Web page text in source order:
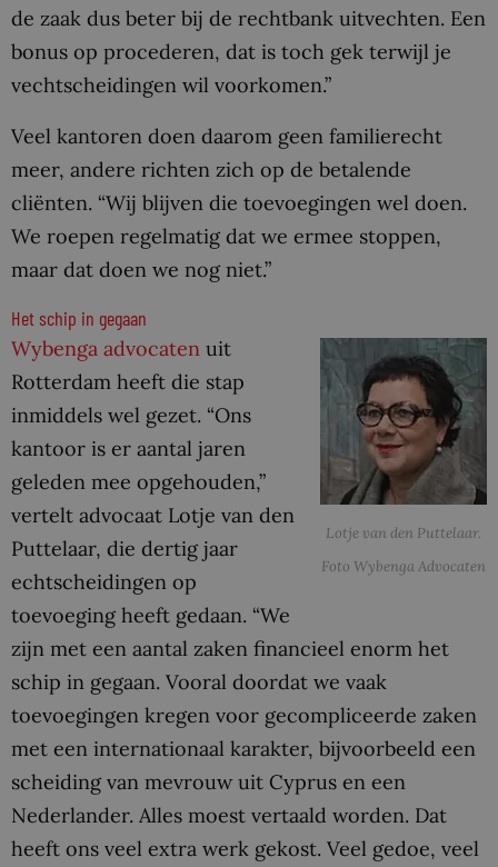
de zaak dus beter bij de rechtbank uitvechten. Een
bonus op procederen, dat is toch gek terwijl je
vechtscheidingen wil voorkomen.”
Veel kantoren doen daarom geen familierecht
meer, andere richten zich op de betalende
cliënten. “Wij blijven die toevoegingen wel doen.
We roepen regelmatig dat we ermee stoppen,
maar dat doen we nog niet.”
Het schip in gegaan
Lotje van den Puttelaar.
Foto Wybenga Advocaten
Wybenga advocaten uit
Rotterdam heeft die stap
inmiddels wel gezet. “Ons
kantoor is er aantal jaren
geleden mee opgehouden,”
vertelt advocaat Lotje van den
Puttelaar, die dertig jaar
echtscheidingen op
toevoeging heeft gedaan. “We
zijn met een aantal zaken financieel enorm het
schip in gegaan. Vooral doordat we vaak
toevoegingen kregen voor gecompliceerde zaken
met een internationaal karakter, bijvoorbeeld een
scheiding van mevrouw uit Cyprus en een
Nederlander. Alles moest vertaald worden. Dat
heeft ons veel extra werk gekost. Veel gedoe, veel